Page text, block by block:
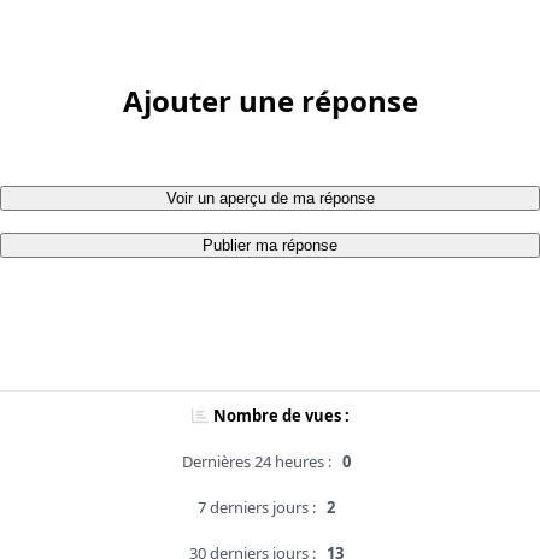
Ajouter une réponse
Voir un aperçu de ma réponse
Publier ma réponse
Nombre de vues :
Dernières 24 heures : 0
7 derniers jours : 2
30 derniers jours : 13